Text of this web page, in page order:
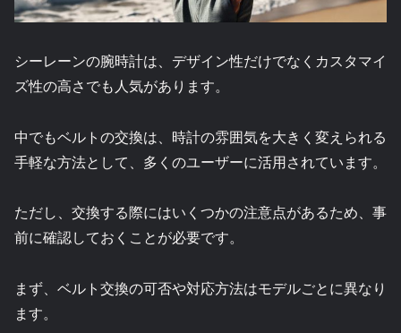
シーレーンの腕時計は、デザイン性だけでなくカスタマイ
ズ性の高さでも人気があります。
中でもベルトの交換は、時計の雰囲気を大きく変えられる
手軽な方法として、多くのユーザーに活用されています。
ただし、交換する際にはいくつかの注意点があるため、事
前に確認しておくことが必要です。
まず、ベルト交換の可否や対応方法はモデルごとに異なり
ます。